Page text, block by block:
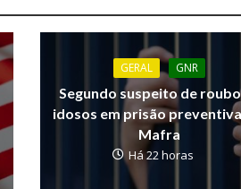
GERAL GNR
Segundo suspeito de
idosos em prisão
Mafra
Há 22 horas